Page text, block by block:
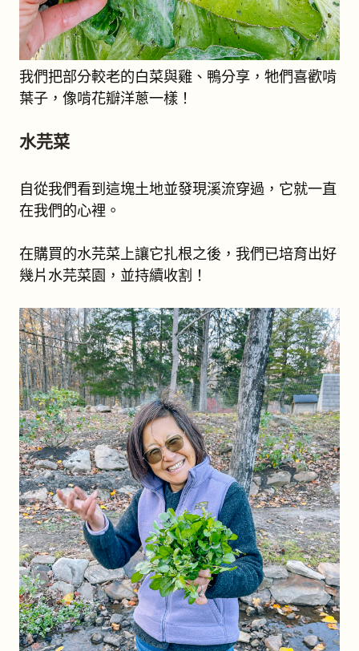
我們把部分較老的白菜與雞、鴨分享，牠們喜歡啃
葉子，像啃花瓣洋蔥一樣！
水芫菜
自從我們看到這塊土地並發現溪流穿過，它就一直
在我們的心裡。
在購買的水芫菜上讓它扎根之後，我們已培育出好
幾片水芫菜園，並持續收割！